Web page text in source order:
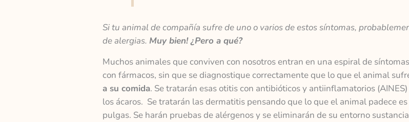
Si tu animal de compañía sufre de uno o varios de estos síntomas,
de alergias. Muy bien! ¿Pero a qué?
Muchos animales que conviven con nosotros entran en una espiral de
con fármacos, sin que se diagnostique correctamente que lo que el animal
a su comida. Se tratarán esas otitis con antibióticos y antiinflamatorios
los ácaros. Se tratarán las dermatitis pensando que lo que el animal padece
pulgas. Se harán pruebas de alérgenos y se eliminarán de su entorno